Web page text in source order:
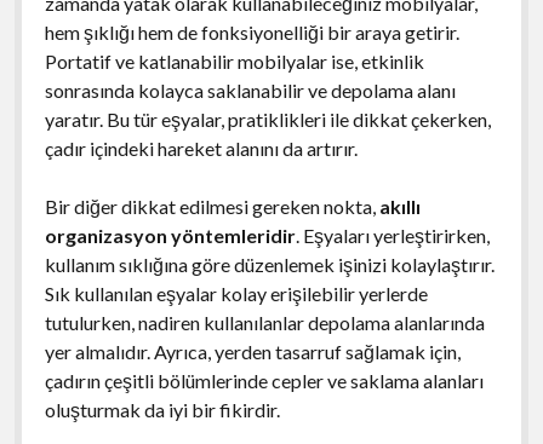
hem şıklığı hem de fonksiyonelliği bir araya getirir.
Portatif ve katlanabilir mobilyalar ise, etkinlik
sonrasında kolayca saklanabilir ve depolama alanı
yaratır. Bu tür eşyalar, pratiklikleri ile dikkat çekerken,
çadır içindeki hareket alanını da artırır.
Bir diğer dikkat edilmesi gereken nokta, akıllı
organizasyon yöntemleridir. Eşyaları yerleştirirken,
kullanım sıklığına göre düzenlemek işinizi kolaylaştırır.
Sık kullanılan eşyalar kolay erişilebilir yerlerde
tutulurken, nadiren kullanılanlar depolama alanlarında
yer almalıdır. Ayrıca, yerden tasarruf sağlamak için,
çadırın çeşitli bölümlerinde cepler ve saklama alanları
oluşturmak da iyi bir fikirdir.